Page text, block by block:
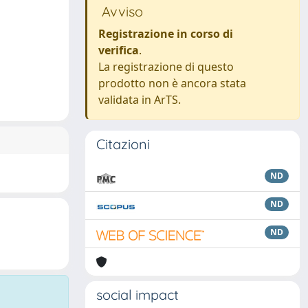
Avviso
Registrazione in corso di
verifica.
La registrazione di questo
prodotto non è ancora stata
validata in ArTS.
Citazioni
ND
ND
ND
social impact